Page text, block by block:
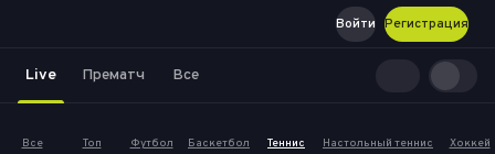
Регистрация
Войти
Live Прематч Все
Все Топ Футбол Баскетбол Теннис Настольный теннис Хоккей